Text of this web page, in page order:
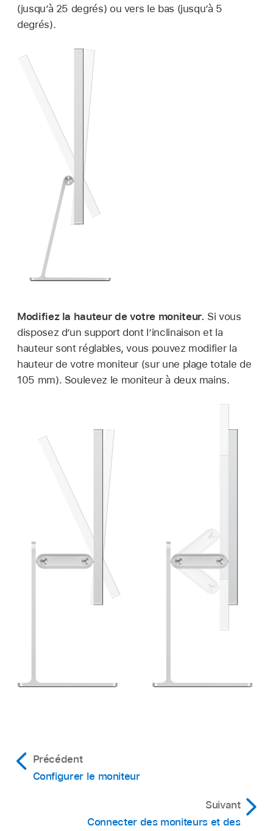
(jusqu’à 25 degrés) ou vers le bas (jusqu’à 5
degrés).
Modifiez la hauteur de votre moniteur. Si vous
disposez d’un support dont l’inclinaison et la
hauteur sont réglables, vous pouvez modifier la
hauteur de votre moniteur (sur une plage totale de
105 mm). Soulevez le moniteur à deux mains.
Précédent
Configurer le moniteur
Suivant
Connecter des moniteurs et des